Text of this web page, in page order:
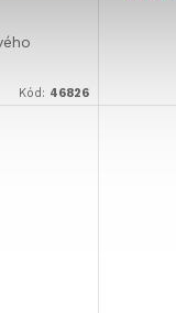
Kód: 46826